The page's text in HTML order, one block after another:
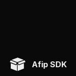
Afip SDK